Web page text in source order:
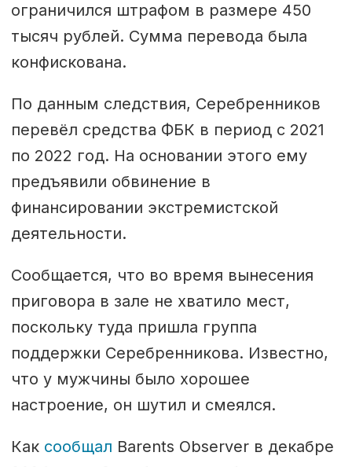
ограничился штрафом в размере 450
тысяч рублей. Сумма перевода была
конфискована.
По данным следствия, Серебренников
перевёл средства ФБК в период с 2021
по 2022 год. На основании этого ему
предъявили обвинение в
финансировании экстремистской
деятельности.
Сообщается, что во время вынесения
приговора в зале не хватило мест,
поскольку туда пришла группа
поддержки Серебренникова. Известно,
что у мужчины было хорошее
настроение, он шутил и смеялся.
Как сообщал Barents Observer в декабре